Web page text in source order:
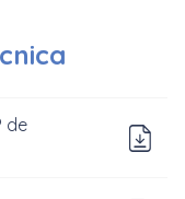
de